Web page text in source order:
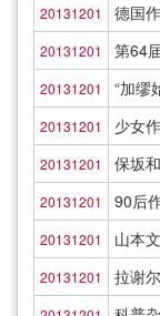
20131201 德国
20131201 第64
20131201 “加缪
20131201 少女
20131201 保坂
20131201 90后
20131201 山本
20131201 拉谢